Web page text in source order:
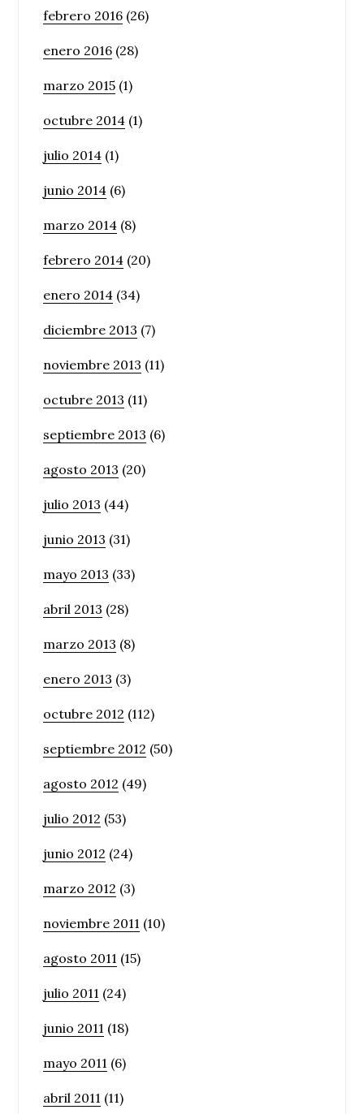
febrero 2016 (26)
enero 2016 (28)
marzo 2015 (1)
octubre 2014 (1)
julio 2014 (1)
junio 2014 (6)
marzo 2014 (8)
febrero 2014 (20)
enero 2014 (34)
diciembre 2013 (7)
noviembre 2013 (11)
octubre 2013 (11)
septiembre 2013 (6)
agosto 2013 (20)
julio 2013 (44)
junio 2013 (31)
mayo 2013 (33)
abril 2013 (28)
marzo 2013 (8)
enero 2013 (3)
octubre 2012 (112)
septiembre 2012 (50)
agosto 2012 (49)
julio 2012 (53)
junio 2012 (24)
marzo 2012 (3)
noviembre 2011 (10)
agosto 2011 (15)
julio 2011 (24)
junio 2011 (18)
mayo 2011 (6)
abril 2011 (11)